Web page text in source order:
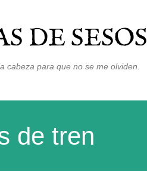
DE SESOS
cabeza para que no se me olviden.
de tren